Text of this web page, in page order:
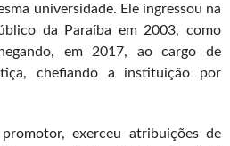
universidade. Ele ingressou na
da Paraíba em 2003, como
em 2017, ao cargo de
chefiando a instituição por
exerceu atribuições de